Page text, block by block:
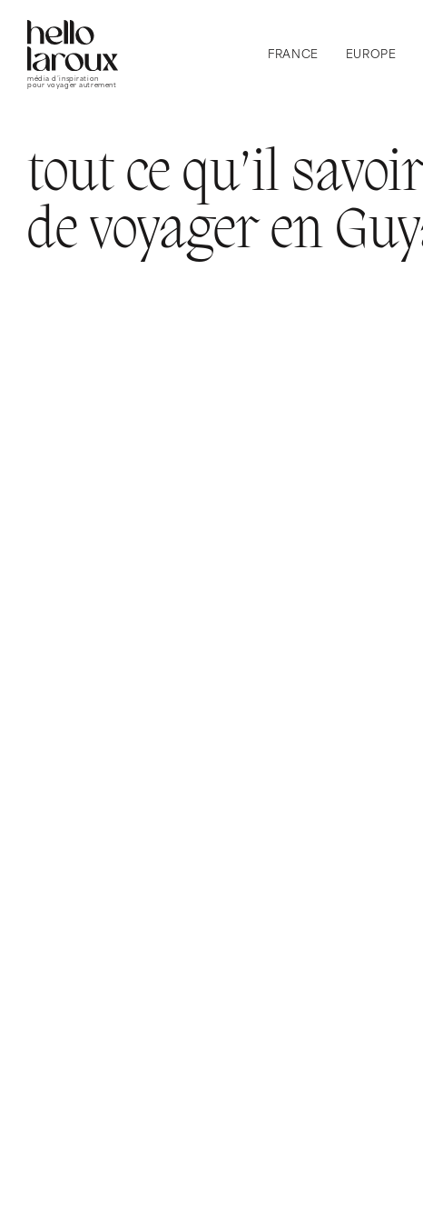
média d’inspiration
pour voyager autrement
FRANCE EUROPE
tout ce qu’il
de voyager en